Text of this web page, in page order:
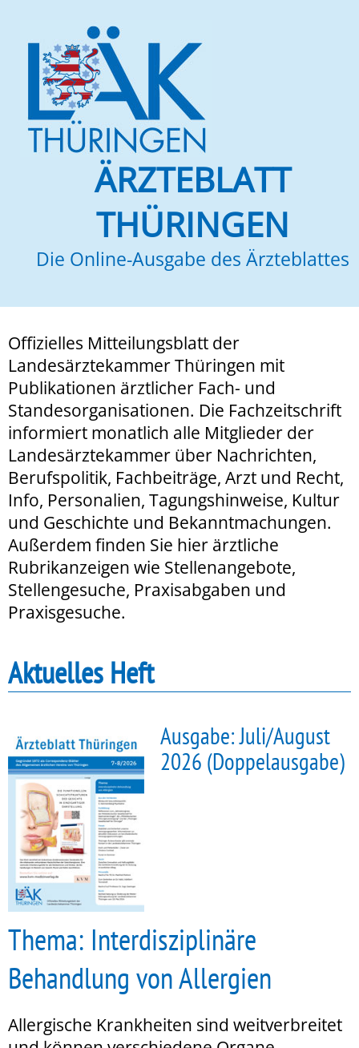
ÄRZTEBLATT
THÜRINGEN
Die Online-Ausgabe des Ärzteblattes
Offizielles Mitteilungsblatt der
Landesärztekammer Thüringen mit
Publikationen ärztlicher Fach- und
Standesorganisationen. Die Fachzeitschrift
informiert monatlich alle Mitglieder der
Landesärztekammer über Nachrichten,
Berufspolitik, Fachbeiträge, Arzt und Recht,
Info, Personalien, Tagungshinweise, Kultur
und Geschichte und Bekanntmachungen.
Außerdem finden Sie hier ärztliche
Rubrikanzeigen wie Stellenangebote,
Stellengesuche, Praxisabgaben und
Praxisgesuche.
Aktuelles Heft
Ausgabe: Juli/August
2026 (Doppelausgabe)
Thema: Interdisziplinäre
Behandlung von Allergien
Allergische Krankheiten sind weitverbreitet